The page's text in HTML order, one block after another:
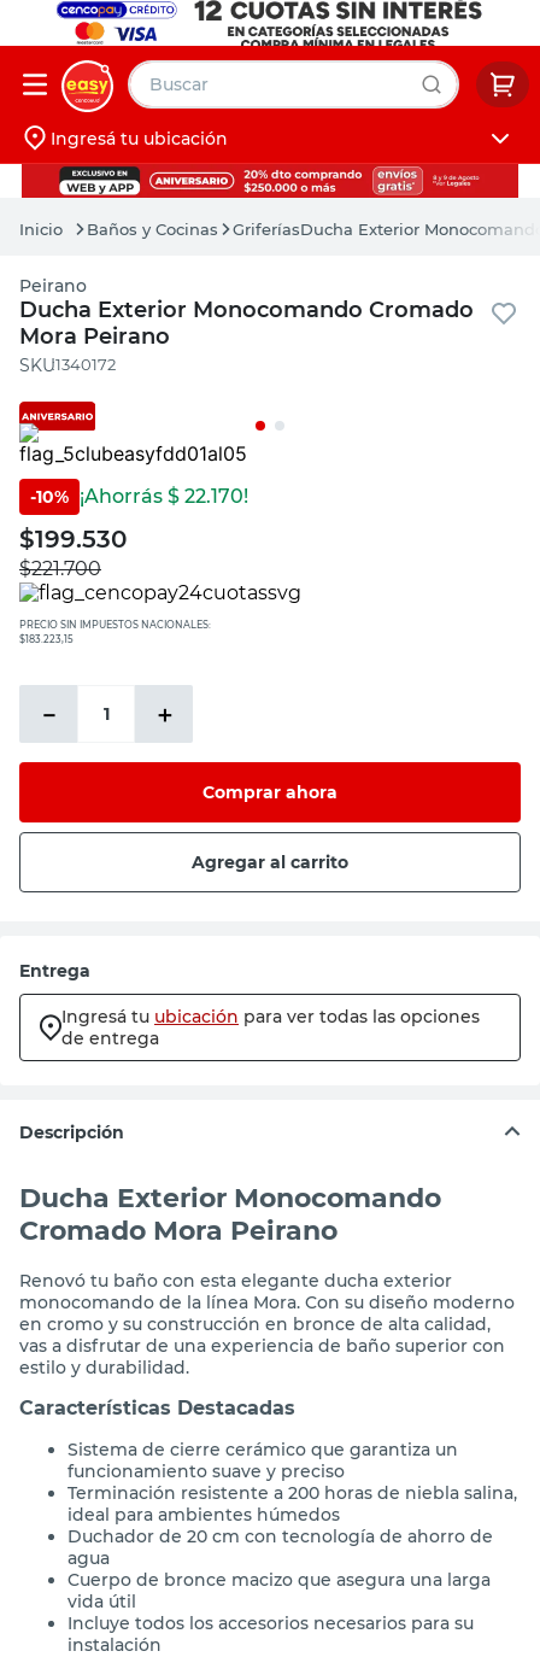
Buscar
Iniciá sesión
Ingresá tu ubicación
Baños y Cocinas GriferíasDucha Exterior
Peirano
Ducha Exterior Monocomando Cromado
Mora Peirano
:1340172
-10% ¡Ahorrás $ 22.170!
$199.530
$221.700
PRECIO SIN IMPUESTOS NACIONALES:
$183.223,15
＋
－
Comprar ahora
Agregar al carrito
Entrega
Ingresá tu ubicación para ver todas las opciones
de entrega
Descripción
Ducha Exterior Monocomando
Cromado Mora Peirano
Renovó tu baño con esta elegante ducha exterior
monocomando de la línea Mora. Con su diseño moderno
en cromo y su construcción en bronce de alta calidad,
vas a disfrutar de una experiencia de baño superior con
estilo y durabilidad.
Características Destacadas
Sistema de cierre cerámico que garantiza un
funcionamiento suave y preciso
Terminación resistente a 200 horas de niebla salina,
ideal para ambientes húmedos
Duchador de 20 cm con tecnología de ahorro de
agua
Cuerpo de bronce macizo que asegura una larga
vida útil
Incluye todos los accesorios necesarios para su
instalación
muebles
pintura
escritorio
puertas
placard